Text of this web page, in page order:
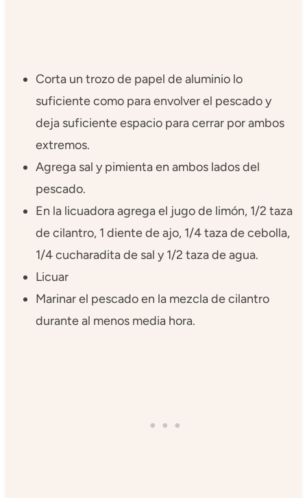
Corta un trozo de papel de aluminio lo
suficiente como para envolver el pescado y
deja suficiente espacio para cerrar por ambos
extremos.
Agrega sal y pimienta en ambos lados del
pescado.
En la licuadora agrega el jugo de limón, 1/2 taza
de cilantro, 1 diente de ajo, 1/4 taza de cebolla,
1/4 cucharadita de sal y 1/2 taza de agua.
Licuar
Marinar el pescado en la mezcla de cilantro
durante al menos media hora.